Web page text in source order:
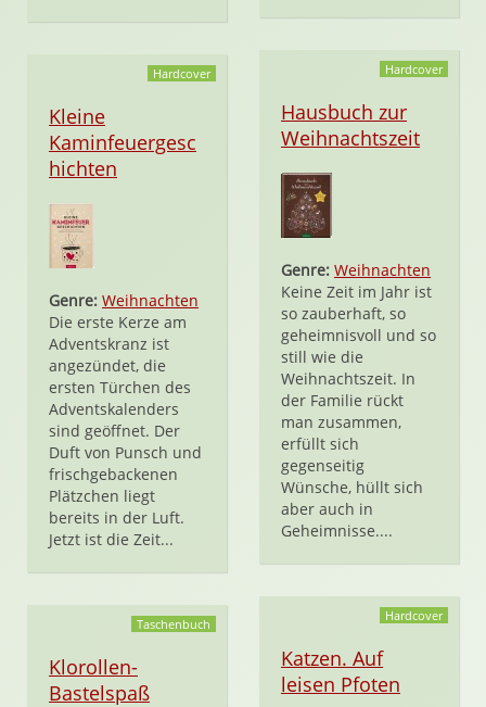
Hardcover
Kleine
Kaminfeuergesc
hichten
Genre: Weihnachten
Die erste Kerze am
Adventskranz ist
angezündet, die
ersten Türchen des
Adventskalenders
sind geöffnet. Der
Duft von Punsch und
frischgebackenen
Plätzchen liegt
bereits in der Luft.
Jetzt ist die Zeit...
Hardcover
Hausbuch zur
Weihnachtszeit
Genre: Weihnachten
Keine Zeit im Jahr ist
so zauberhaft, so
geheimnisvoll und so
still wie die
Weihnachtszeit. In
der Familie rückt
man zusammen,
erfüllt sich
gegenseitig
Wünsche, hüllt sich
aber auch in
Geheimnisse....
Taschenbuch
Klorollen-
Bastelspaß
Hardcover
Katzen. Auf
leisen Pfoten